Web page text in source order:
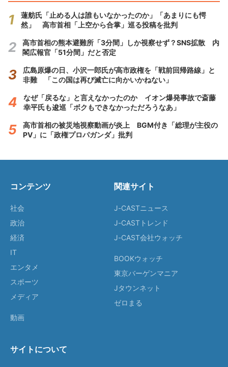
蓮舫氏「止める人は誰もいなかったのか」「あまりにも愕
然」 高市首相「上空から合掌」巡る投稿を批判
高市首相の熊本避難所「3分間」しか視察せず？SNS拡散 内
閣広報官「51分間」だと否定
広島原爆の日、小沢一郎氏が高市政権を「戦前回帰路線」と
非難 「この国は再び滅亡に向かいかねない」
なぜ「戻るな」と言えなかったのか イオン爆発事故で斎藤
幸平氏も逡巡「ボクもできなかっただろうなあ」
高市首相の被災地視察動画が炎上 BGM付き「総理が主役の
PV」に「政権プロパガンダ」批判
コンテンツ
社会
政治
経済
IT
エンタメ
スポーツ
メディア
動画
関連サイト
J-CASTニュース
J-CASTトレンド
J-CAST会社ウォッチ
BOOKウォッチ
東京バーゲンマニア
Jタウンネット
ゼロまる
サイトについて